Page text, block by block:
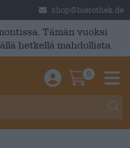
shop@bierothek.de
Tämän vuoksi
hetkellä mahdollista.
Einloggen /
0